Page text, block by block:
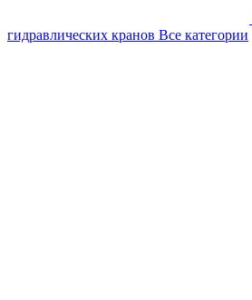
гидравлических кранов Все категории